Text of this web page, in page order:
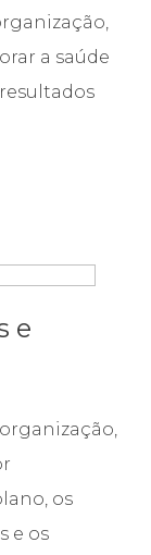
a saúde
e
os
e os